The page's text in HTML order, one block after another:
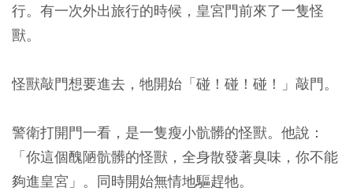
行。有一次外出旅行的時候，皇宮門前來了一隻怪
獸。
怪獸敲門想要進去，牠開始「碰！碰！碰！」敲門。
警衛打開門一看，是一隻瘦小骯髒的怪獸。他說：
「你這個醜陋骯髒的怪獸，全身散發著臭味，你不能
夠進皇宮」。同時開始無情地驅趕牠。